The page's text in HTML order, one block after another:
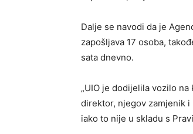
Dalje se navodi da je
zapošljava 17 osoba,
sata dnevno.
„UIO je dodijelila vozilo
direktor, njegov zamjenik
iako to nije u skladu s